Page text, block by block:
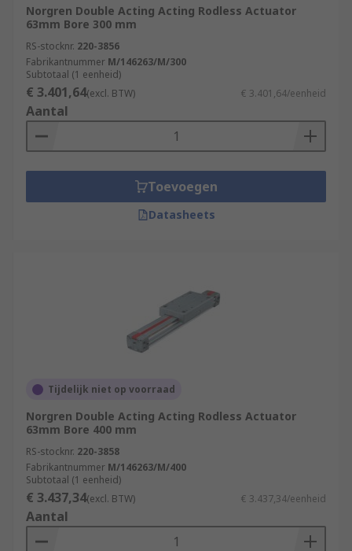
Norgren Double Acting Acting Rodless Actuator
63mm Bore 300 mm
RS-stocknr. 220-3856
Fabrikantnummer M/146263/M/300
Subtotaal (1 eenheid)
€ 3.401,64(excl. BTW) € 3.401,64/eenheid
Aantal
Toevoegen
Datasheets
Tijdelijk niet op voorraad
Norgren Double Acting Acting Rodless Actuator
63mm Bore 400 mm
RS-stocknr. 220-3858
Fabrikantnummer M/146263/M/400
Subtotaal (1 eenheid)
€ 3.437,34(excl. BTW) € 3.437,34/eenheid
Aantal